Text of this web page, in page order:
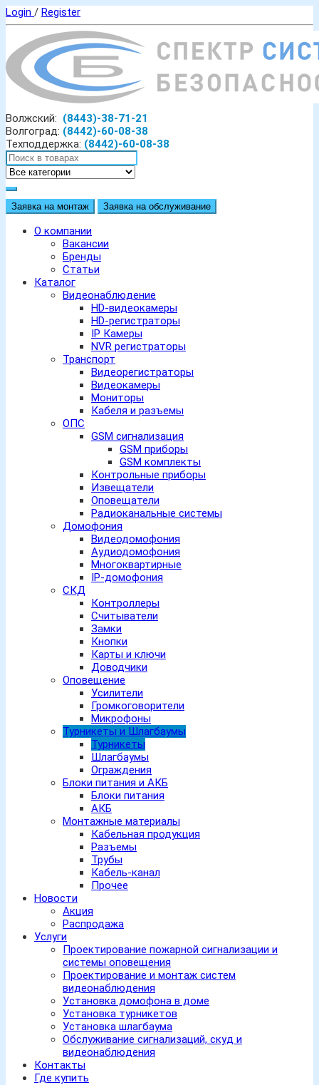
Login / Register
Волжский: (8443)-38-71-21
Волгоград: (8442)-60-08-38
Техподдержка: (8442)-60-08-38
Заявка на монтаж Заявка на обслуживание
О компании
Вакансии
Бренды
Статьи
Каталог
Видеонаблюдение
HD-видеокамеры
HD-регистраторы
IP Камеры
NVR регистраторы
Транспорт
Видеорегистраторы
Видеокамеры
Мониторы
Кабеля и разъемы
ОПС
GSM сигнализация
GSM приборы
GSM комплекты
Контрольные приборы
Извещатели
Оповещатели
Радиоканальные системы
Домофония
Видеодомофония
Аудиодомофония
Многоквартирные
IP-домофония
СКД
Контроллеры
Считыватели
Замки
Кнопки
Карты и ключи
Доводчики
Оповещение
Усилители
Громкоговорители
Микрофоны
Турникеты и Шлагбаумы
Турникеты
Шлагбаумы
Ограждения
Блоки питания и АКБ
Блоки питания
АКБ
Монтажные материалы
Кабельная продукция
Разъемы
Трубы
Кабель-канал
Прочее
Новости
Акция
Распродажа
Услуги
Проектирование пожарной сигнализации и
системы оповещения
Проектирование и монтаж систем
видеонаблюдения
Установка домофона в доме
Установка турникетов
Установка шлагбаума
Обслуживание сигнализаций, скуд и
видеонаблюдения
Контакты
Где купить